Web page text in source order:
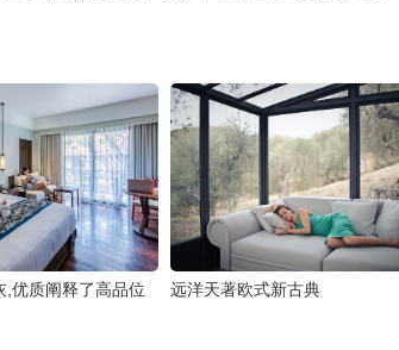
,优质阐释了高品位 远洋天著欧式新古典